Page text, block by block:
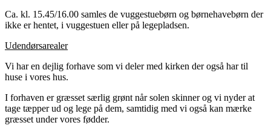
Ca. kl. 15.45/16.00 samles de vuggestuebørn og børnehavebørn der
ikke er hentet, i vuggestuen eller på legepladsen.
Udendørsarealer
Vi har en dejlig forhave som vi deler med kirken der også har til
huse i vores hus.
I forhaven er græsset særlig grønt når solen skinner og vi nyder at
tage tæpper ud og lege på dem, samtidig med vi også kan mærke
græsset under vores fødder.